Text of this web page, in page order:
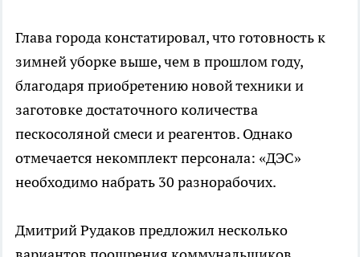
Глава города констатировал, что готовность к
зимней уборке выше, чем в прошлом году,
благодаря приобретению новой техники и
заготовке достаточного количества
пескосоляной смеси и реагентов. Однако
отмечается некомплект персонала: «ДЭС»
необходимо набрать 30 разнорабочих.
Дмитрий Рудаков предложил несколько